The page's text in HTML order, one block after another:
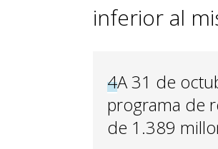
inferior al
4A 31 de
programa de
de 1.389